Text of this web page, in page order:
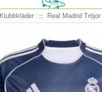
Klubbkläder Real Madrid Tröjor